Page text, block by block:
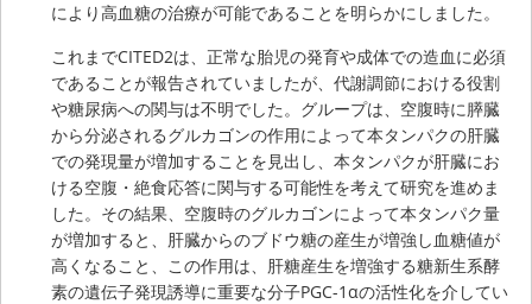
により高血糖の治療が可能であることを明らかにしました。
これまでCITED2は、正常な胎児の発育や成体での造血に必須
であることが報告されていましたが、代謝調節における役割
や糖尿病への関与は不明でした。グループは、空腹時に膵臓
から分泌されるグルカゴンの作用によって本タンパクの肝臓
での発現量が増加することを見出し、本タンパクが肝臓にお
ける空腹・絶食応答に関与する可能性を考えて研究を進めま
した。その結果、空腹時のグルカゴンによって本タンパク量
が増加すると、肝臓からのブドウ糖の産生が増強し血糖値が
高くなること、この作用は、肝糖産生を増強する糖新生系酵
素の遺伝子発現誘導に重要な分子PGC-1αの活性化を介してい